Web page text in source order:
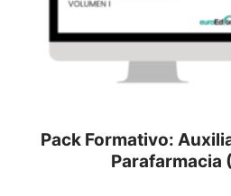
Pack Formativo:
Parafarmacia